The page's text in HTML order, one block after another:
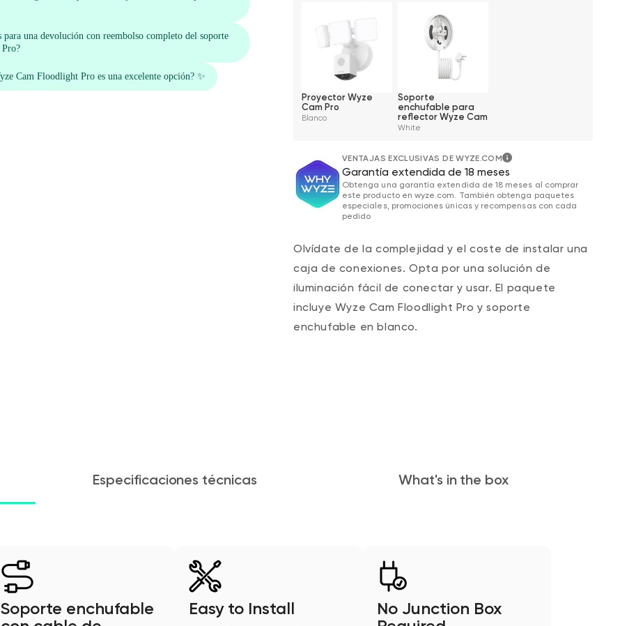
Proyector Wyze
Cam Pro
Blanco
Soporte
enchufable para
reflector Wyze Cam
White
VENTAJAS EXCLUSIVAS DE WYZE.COM
Garantía extendida de 18 meses
Obtenga una garantía extendida de 18 meses al comprar
este producto en wyze.com. También obtenga paquetes
especiales, promociones únicas y recompensas con cada
pedido
Olvídate de la complejidad y el coste de instalar una
caja de conexiones. Opta por una solución de
iluminación fácil de conectar y usar. El paquete
incluye Wyze Cam Floodlight Pro y soporte
enchufable en blanco.
Especificaciones técnicas What's in the box
Soporte enchufable
Easy to Install
No Junction Box